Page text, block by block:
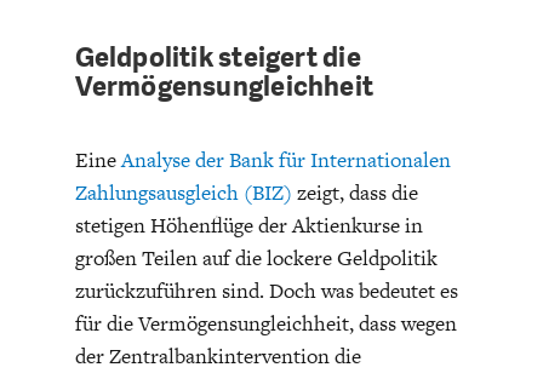
ZEITALTER
Geldpolitik steigert die
Vermögensungleichheit
EineAnalyse der Bank für Internationalen
Zahlungsausgleich (BIZ) zeigt, dass die
stetigen Höhenflüge der Aktienkurse in
großen Teilen auf die lockere Geldpolitik
zurückzuführen sind. Doch was bedeutet es
für die Vermögensungleichheit, dass wegen
der Zentralbankintervention die